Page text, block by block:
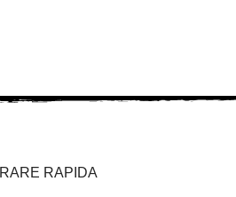
RAPIDA